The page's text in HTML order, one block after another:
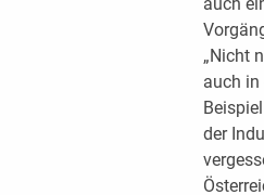
„Nicht
auch in
der